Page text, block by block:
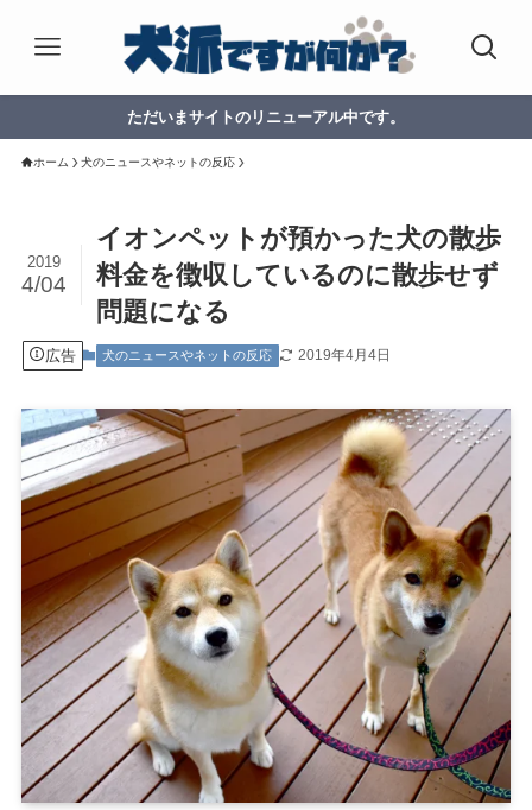
ただいまサイトのリニューアル中です。
ホーム 犬のニュースやネットの反応
イオンペットが預かった犬の散歩
料金を徴収しているのに散歩せず
問題になる
2019
4/04
広告 犬のニュースやネットの反応 2019年4月4日